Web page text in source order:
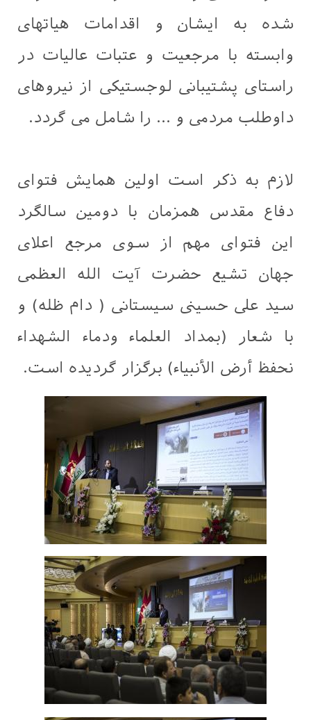
شده به ایشان و اقدامات هیاتهای
وابسته با مرجعیت و عتبات عالیات در
راستای پشتیبانی لوجستیکی از نیروهای
داوطلب مردمی و ... را شامل می گردد.
لازم به ذکر است اولین همایش فتوای
دفاع مقدس همزمان با دومین سالگرد
این فتوای مهم از سوی مرجع اعلای
جهان تشیع حضرت آیت الله العظمی
سید علی حسینی سیستانی ( دام ظله) و
با شعار (بمداد العلماء ودماء الشهداء
نحفظ أرض الأنبياء) برگزار گردیده است.